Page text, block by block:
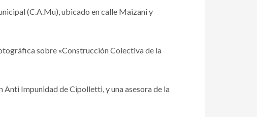
(C.A.Mu), ubicado en calle Maizani y
sobre «Construcción Colectiva de la
Impunidad de Cipolletti, y una asesora de la